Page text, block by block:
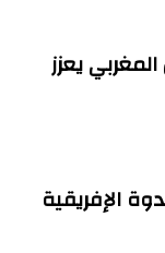
يعزز
الإفريقية